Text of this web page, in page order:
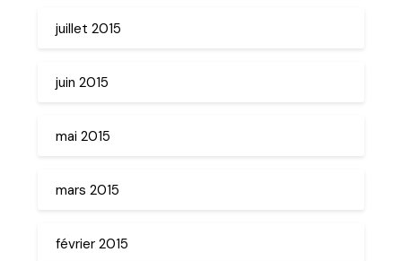
juillet 2015
juin 2015
mai 2015
mars 2015
février 2015